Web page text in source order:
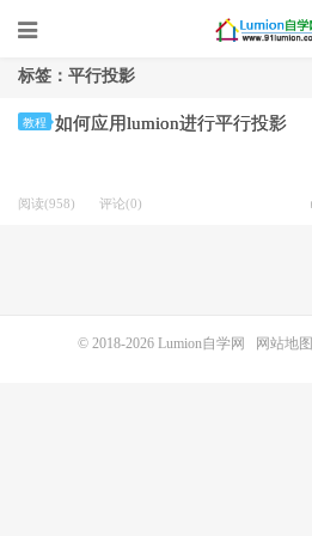
标签：平行投影
教程 如何应用lumion进行平行投影
阅读(958) 评论(0)
© 2018-2026 Lumion自学网 网站地图